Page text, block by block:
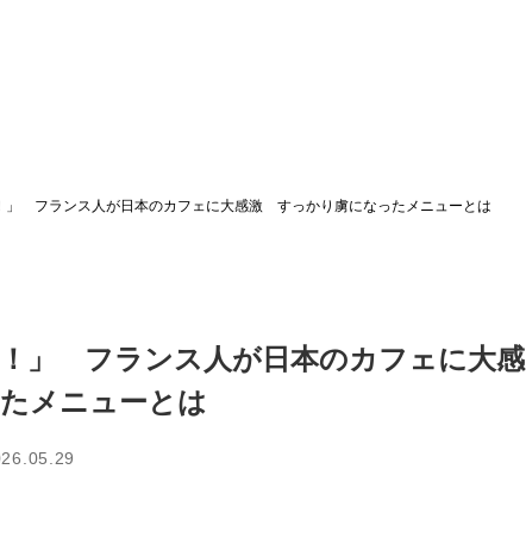
」 フランス人が日本のカフェに大感激 すっかり虜になったメニューとは
！」 フランス人が日本のカフェに大感
メニューとは